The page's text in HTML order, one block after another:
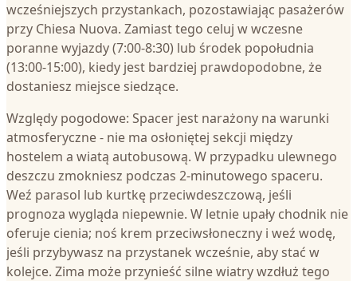
wcześniejszych przystankach, pozostawiając pasażerów
przy Chiesa Nuova. Zamiast tego celuj w wczesne
poranne wyjazdy (7:00-8:30) lub środek popołudnia
(13:00-15:00), kiedy jest bardziej prawdopodobne, że
dostaniesz miejsce siedzące.
Względy pogodowe: Spacer jest narażony na warunki
atmosferyczne - nie ma osłoniętej sekcji między
hostelem a wiatą autobusową. W przypadku ulewnego
deszczu zmokniesz podczas 2-minutowego spaceru.
Weź parasol lub kurtkę przeciwdeszczową, jeśli
prognoza wygląda niepewnie. W letnie upały chodnik nie
oferuje cienia; noś krem przeciwsłoneczny i weź wodę,
jeśli przybywasz na przystanek wcześnie, aby stać w
kolejce. Zima może przynieść silne wiatry wzdłuż tego